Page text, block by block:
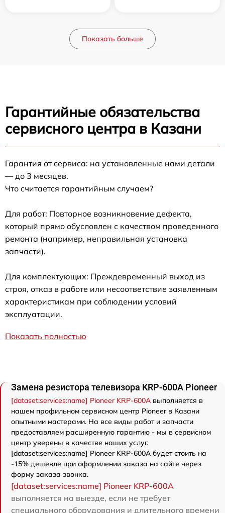
Показать больше
Гарантийные обязательства
сервисного центра в Казани
Гарантия от сервиса: на установленные нами детали
— до 3 месяцев.
Что считается гарантийным случаем?
Для работ: Повторное возникновение дефекта,
который прямо обусловлен с качеством проведенного
ремонта (например, неправильная установка
запчасти).
Для комплектующих: Преждевременный выход из
строя, отказ в работе или несоответствие заявленным
характеристикам при соблюдении условий
эксплуатации.
Показать полностью
Замена резистора телевизора KRP-600A Pioneer
[dataset:services:name] Pioneer KRP-600A выполняется в
нашем профильном сервисном центр Pioneer в Казани
опытными мастерами. На все виды работ и запчасти
предоставляем расширенную гарантию - мы в сервисном
центр уверены в качестве наших услуг.
[dataset:services:name] Pioneer KRP-600A будет стоить на
-15% дешевле при оформлении заказа на сайте через
форму заказа звонка.
[dataset:services:name] Pioneer KRP-600A
выполняется на выезде, если не требует
специального оборудования и длительного времени